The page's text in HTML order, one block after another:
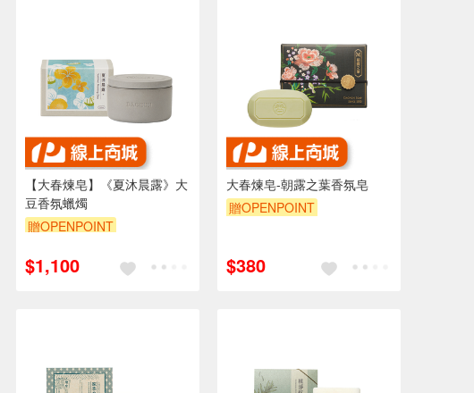
【大春煉皂】《夏沐晨露》大
豆香氛蠟燭
贈OPENPOINT
$1,100
大春煉皂-朝露之葉香氛皂
贈OPENPOINT
$380